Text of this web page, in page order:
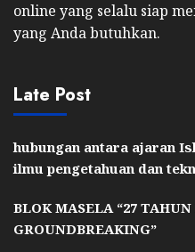
online yang selalu siap
yang Anda butuhkan.
Late Post
hubungan antara ajaran
ilmu pengetahuan dan
BLOK MASELA “27
GROUNDBREAKING”